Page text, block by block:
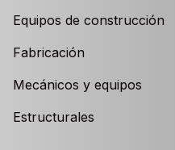
Equipos de construcción
Fabricación
Mecánicos y equipos
Estructurales